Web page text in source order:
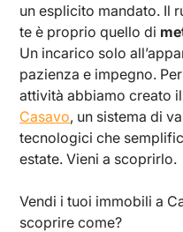
un esplicito mandato. Il
te è proprio quello di
Un incarico solo
pazienza e impegno.
attività abbiamo creato il
Casavo, un sistema di
tecnologici che
estate. Vieni a scoprirlo.
Vendi i tuoi immobili a
scoprire come?